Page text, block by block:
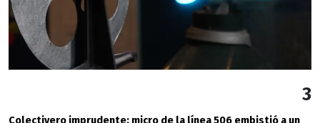
3
Colectivero imprudente: micro de la línea 506 embistió a un